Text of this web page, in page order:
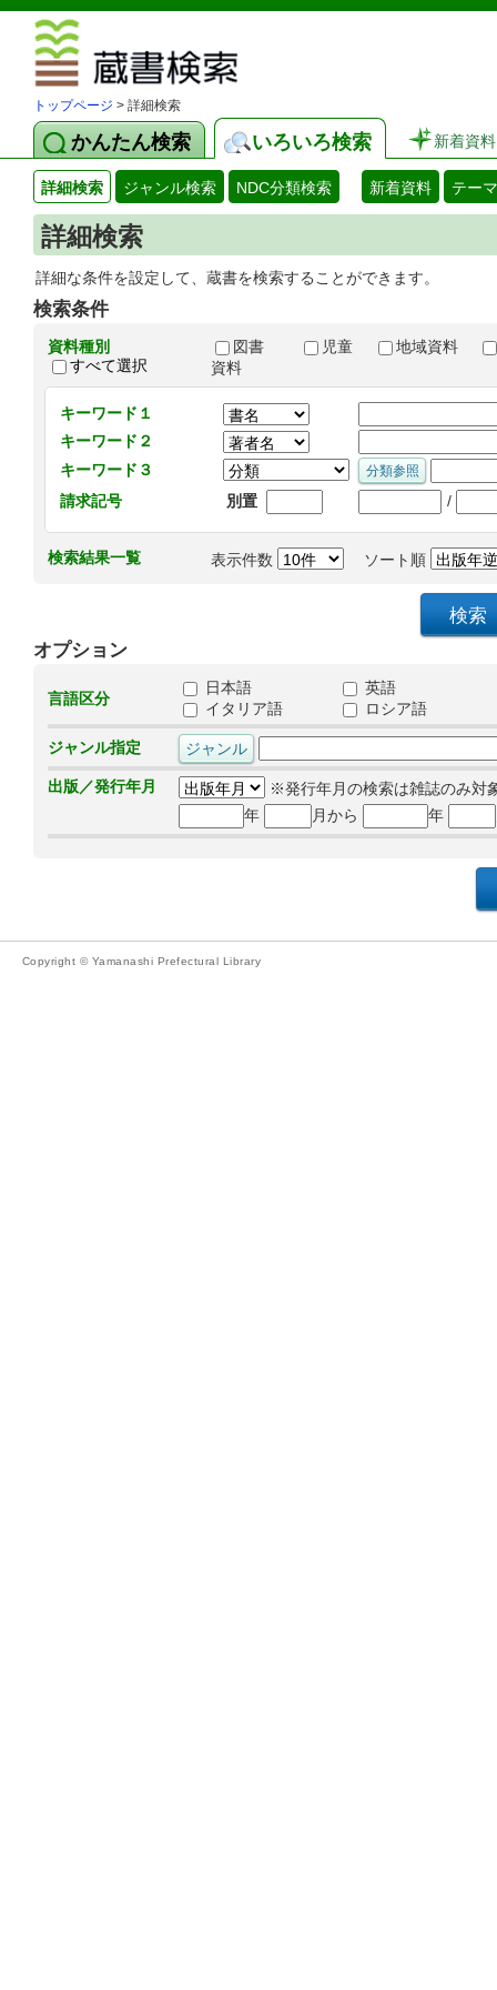
トップページ > 詳細検索
かんたん検索 いろいろ検索 新着資料
詳細検索 ジャンル検索 NDC分類検索 新着資料 テー
詳細検索
詳細な条件を設定して、蔵書を検索することができます。
検索条件
資料種別
すべて選択
図書 児童
地域資料
資料
キーワード１
キーワード２
キーワード３
請求記号
別置 /
検索結果一覧 表示件数 ソート順
オプション
言語区分
日本語
英語
イタリア語
ロシア語
ジャンル指定
出版／発行年月
※発行年月の検索は雑誌のみ対
年
月から 年
Copyright © Yamanashi Prefectural Library